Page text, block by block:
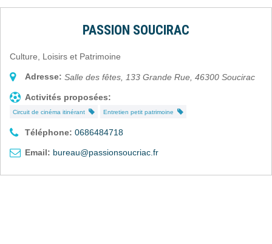
PASSION SOUCIRAC
Culture, Loisirs et Patrimoine
Adresse: Salle des fêtes, 133 Grande Rue 46300 Soucirac
Activités proposées:
Circuit de cinéma itinérant Entretien petit patrimoine
Téléphone: 0686484718
Email: bureau@passionsoucriac.fr